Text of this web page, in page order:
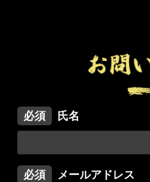
必須 氏名
必須 メールアドレス